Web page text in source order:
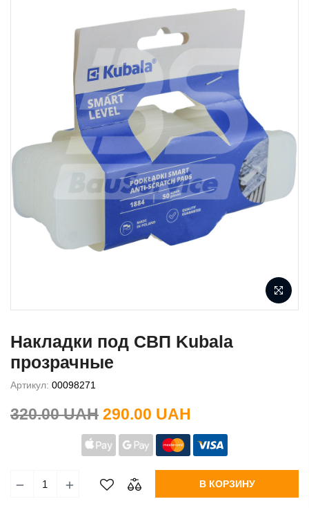
Накладки под СВП Kubala
прозрачные
Артикул: 00098271
320.00 UAH 290.00 UAH
В КОРЗИНУ